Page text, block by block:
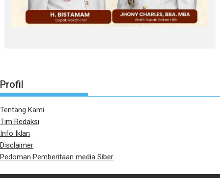
Profil
Tentang Kami
Tim Redaksi
Info Iklan
Disclaimer
Pedoman Pemberitaan media Siber